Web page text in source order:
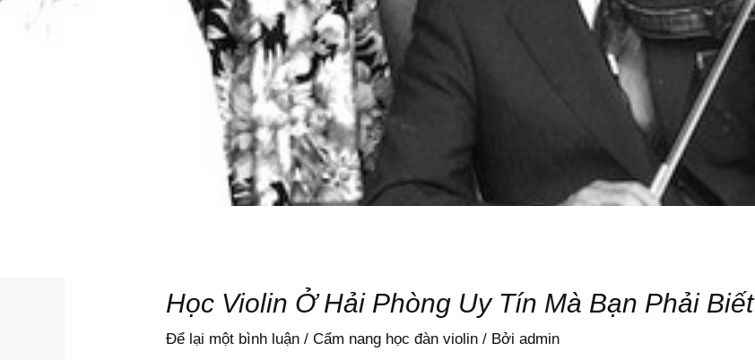
Học Violin Ở Hải Phòng Uy Tín Mà Bạn Phải Biết
Để lại một bình luận /Cẩm nang học đàn violin / Bởiadmin